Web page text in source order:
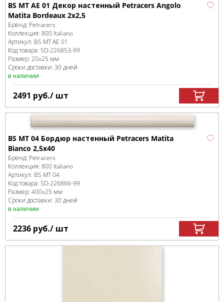
BS MT AE 01 Декор настенный Petracers Angolo
Matita Bordeaux 2x2,5
Бренд: Petracers
Коллекция: 800 Italiano
Артикул: BS MT AE 01
Код товара: SD-226853-99
Размер: 20x25 мм
Сроки доставки: 30 дней
в наличии
2491 руб./ шт
BS MT 04 Бордюр настенный Petracers Matita
Bianco 2,5x40
Бренд: Petracers
Коллекция: 800 Italiano
Артикул: BS MT 04
Код товара: SD-226866-99
Размер: 400x25 мм
Сроки доставки: 30 дней
в наличии
2236 руб./ шт